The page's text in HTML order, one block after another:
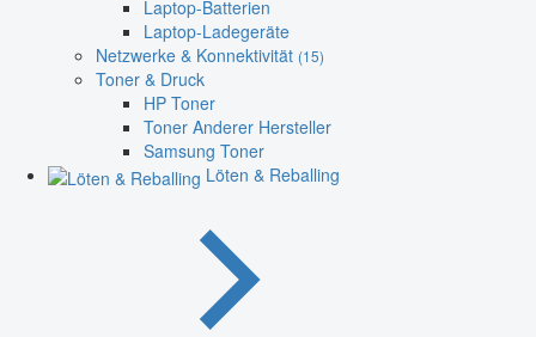
Laptop-Batterien
Laptop-Ladegeräte
Netzwerke & Konnektivität (15)
Toner & Druck
HP Toner
Toner Anderer Hersteller
Samsung Toner
Löten & Reballing